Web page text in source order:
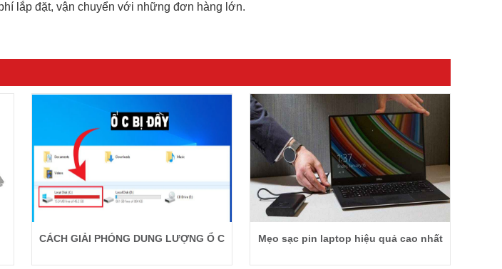
lắp đặt, vận chuyển với những đơn hàng lớn.
CÁCH GIẢI PHÓNG DUNG LƯỢNG Ổ C Mẹo sạc pin laptop hiệu quả cao nhất